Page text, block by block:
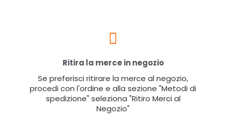
Ritira la merce in negozio
Se preferisci ritirare la merce al negozio,
procedi con l'ordine e alla sezione "Metodi di
spedizione" seleziona "Ritiro Merci al
Negozio"